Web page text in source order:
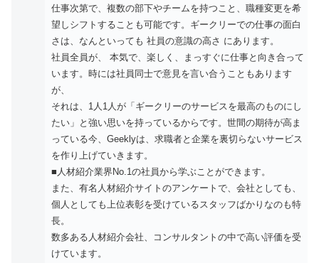
仕事次第で、複数の部下やチームを持つこと、職種変更を希
望しシフトすることも可能です。ギークリーでの仕事の面白
さは、なんといっても 社員の意識の高さ にあります。
社員全員が、 本気で、楽しく、まっすぐに仕事と向き合って
います。時には社員同士で意見を言い合うこともあります
が、
それは、1人1人が「ギークリーのサービスを最高のものにし
たい」と強い思いを持っているからです。世間の期待が高ま
っている今、Geeklyは、求職者と企業を裏切らないサービス
を作り上げていきます。
■人材紹介業界No.1の社員から学ぶことができます。
また、有名人材紹介サイトのアンケートで、会社としても、
個人としても上位表彰を受けているスタッフばかりなのも特
長。
数多ある人材紹介会社、コンサルタントの中で高い評価を受
けています。